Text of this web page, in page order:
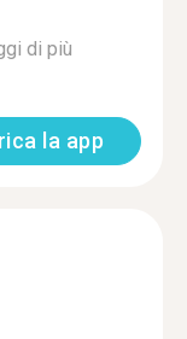
di più
la app